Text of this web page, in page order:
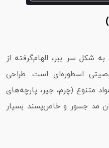
سر ببر، الهام‌گرفته از
اسطوره‌ای است. طراحی
متنوع (چرم، جیر، پارچه‌های
مد جسور و خاص‌پسند بسیار